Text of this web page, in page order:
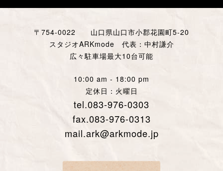
〒754-0022 山口県山口市小郡花園町5-20
スタジオARKmode 代表：中村謙介
広々駐車場最大10台可能
10:00 am - 18:00 pm
定休日：火曜日
tel.083-976-0303
fax.083-976-0313
mail.ark@arkmode.jp